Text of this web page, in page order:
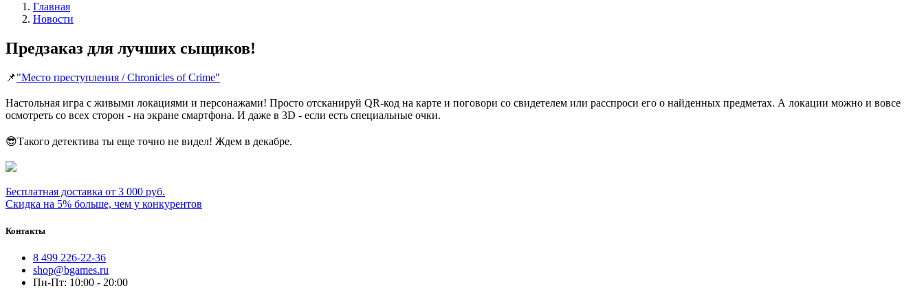
Главная
Новости
Предзаказ для лучших сыщиков!
📌"Место преступления / Chronicles of Crime"
Настольная игра с живыми локациями и персонажами! Просто отсканируй QR-код на карте и поговори со свидетелем или расспроси его о найденных предметах. А локации можно и вовсе
осмотреть со всех сторон - на экране смартфона. И даже в 3D - если есть специальные очки.
😎Такого детектива ты еще точно не видел! Ждем в декабре.
Бесплатная доставка от 3 000 руб.
Скидка на 5% больше, чем у конкурентов
Контакты
8 499 226-22-36
shop@bgames.ru
Пн-Пт: 10:00 - 20:00